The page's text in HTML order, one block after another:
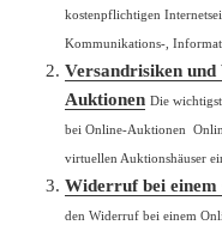
kostenpflichtigen
Kommunikations-,
Versandrisiken und
Auktionen Die
bei Online-Auktionen
virtuellen Auktionshäuser
Widerruf bei
den Widerruf bei einem